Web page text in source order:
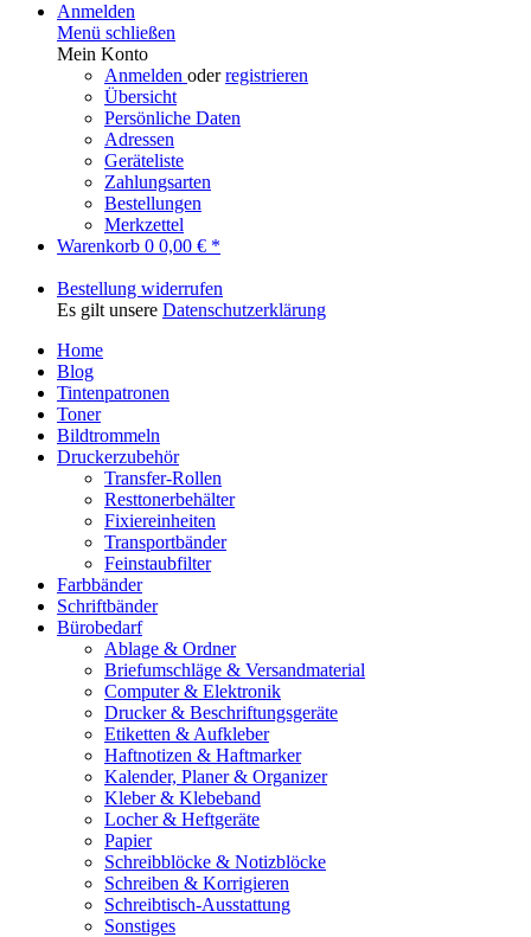
Anmelden
Menü schließen
Mein Konto
Anmelden oderregistrieren
Übersicht
Persönliche Daten
Adressen
Geräteliste
Zahlungsarten
Bestellungen
Merkzettel
Warenkorb 0 0,00 € *
Bestellung widerrufen
Es gilt unsere Datenschutzerklärung
Home
Blog
Tintenpatronen
Toner
Bildtrommeln
Druckerzubehör
Transfer-Rollen
Resttonerbehälter
Fixiereinheiten
Transportbänder
Feinstaubfilter
Farbbänder
Schriftbänder
Bürobedarf
Ablage & Ordner
Briefumschläge & Versandmaterial
Computer & Elektronik
Drucker & Beschriftungsgeräte
Etiketten & Aufkleber
Haftnotizen & Haftmarker
Kalender, Planer & Organizer
Kleber & Klebeband
Locher & Heftgeräte
Papier
Schreibblöcke & Notizblöcke
Schreiben & Korrigieren
Schreibtisch-Ausstattung
Sonstiges